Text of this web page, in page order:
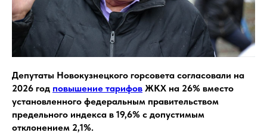
Депутаты Новокузнецкого горсовета согласовали на
2026 год повышение тарифов ЖКХ на 26% вместо
установленного федеральным правительством
предельного индекса в 19,6% с допустимым
отклонением 2,1%.